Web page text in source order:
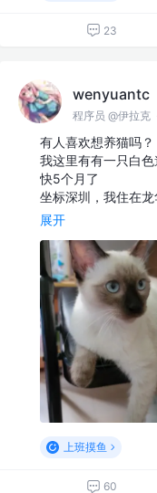
23
wenyuantc
程序员 @伊拉克
有人喜欢想养猫吗？
我这里有有一只白色
快5个月了
坐标深圳，我住在
展开
上班摸鱼
60